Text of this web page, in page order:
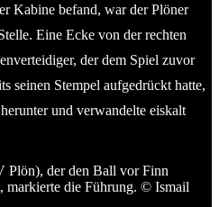
Kabine befand, war der Plöner
Eine Ecke von der rechten
der dem Spiel zuvor
seinen Stempel aufgedrückt hatte,
und verwandelte eiskalt